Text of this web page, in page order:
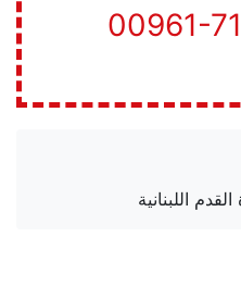
00961-
اللبنانية